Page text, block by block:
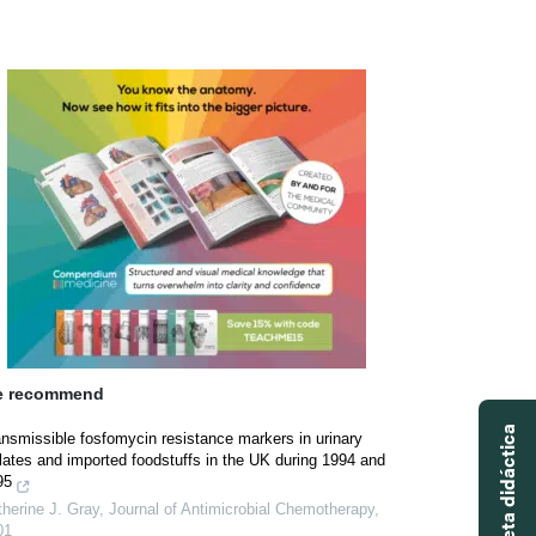
recommend
fosfomycin resistance markers in urinary
and imported foodstuffs in the UK during 1994 and
J. Gray, Journal of Antimicrobial Chemotherapy,